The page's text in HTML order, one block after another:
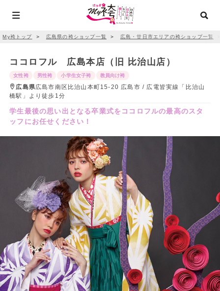
My袴トップ ＞ 広島県の袴ショップ一覧 ＞ 広島・廿日市エリアの袴ショップ一覧
ココロフル 広島本店（旧 比治山店）
女性袴 男性袴 小学生女子袴 教員向け袴
広島県広島市南区比治山本町15-20 広島市 / 広電皆実線「比治山
橋駅」より徒歩1分
学生最後の思い出となる卒業式をココロフルの最高のスタ
ッフにお任せください！